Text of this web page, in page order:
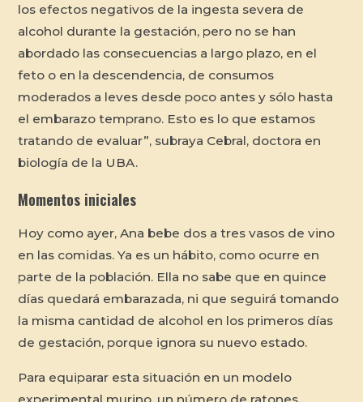
los efectos negativos de la ingesta severa de
alcohol durante la gestación, pero no se han
abordado las consecuencias a largo plazo, en el
feto o en la descendencia, de consumos
moderados a leves desde poco antes y sólo hasta
el embarazo temprano. Esto es lo que estamos
tratando de evaluar”, subraya Cebral, doctora en
biología de la UBA.
Momentos iniciales
Hoy como ayer, Ana bebe dos a tres vasos de vino
en las comidas. Ya es un hábito, como ocurre en
parte de la población. Ella no sabe que en quince
días quedará embarazada, ni que seguirá tomando
la misma cantidad de alcohol en los primeros días
de gestación, porque ignora su nuevo estado.
Para equiparar esta situación en un modelo
experimental murino, un número de ratones